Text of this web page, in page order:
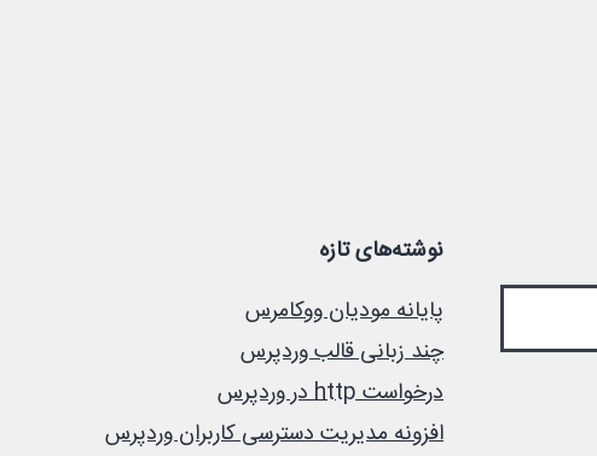
نوشته‌های تازه
پایانه مودیان ووکامرس
چند زبانی قالب وردپرس
درخواست http در وردپرس
افزونه مدیریت دسترسی کاربران وردپرس